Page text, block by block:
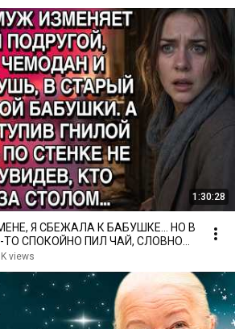
1:30:28
Я СБЕЖАЛА К БАБУШКЕ… НО В
ТО СПОКОЙНО ПИЛ ЧАЙ, СЛОВНО
views